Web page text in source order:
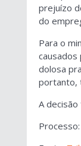
prejuízo
do
Para o
causados
dolosa
portanto,
A decisão